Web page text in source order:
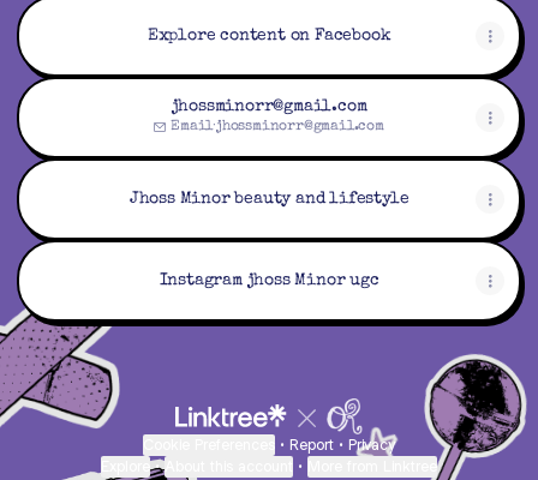
Explore content on Facebook
jhossminorr@gmail.com
Email·jhossminorr@gmail.com
Jhoss Minor beauty and lifestyle
Instagram jhoss Minor ugc
• Report • Privacy
• •